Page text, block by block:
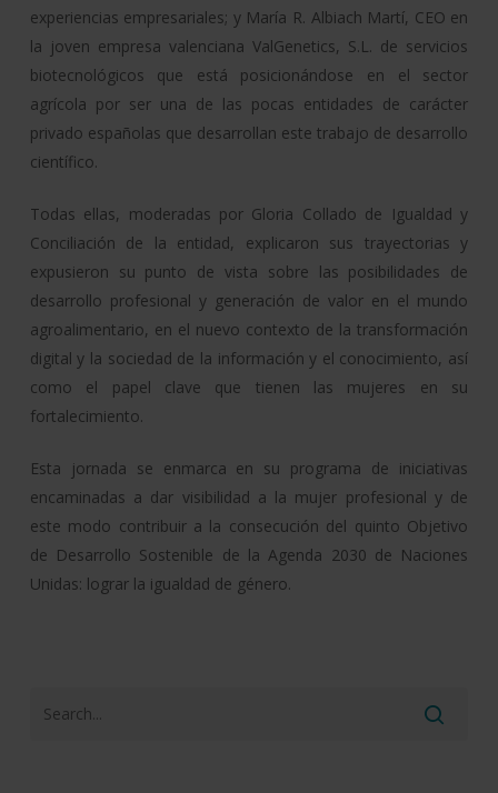
experiencias empresariales; y María R. Albiach Martí, CEO en
la joven empresa valenciana ValGenetics, S.L. de servicios
biotecnológicos que está posicionándose en el sector
agrícola por ser una de las pocas entidades de carácter
privado españolas que desarrollan este trabajo de desarrollo
científico.
Todas ellas, moderadas por Gloria Collado de Igualdad y
Conciliación de la entidad, explicaron sus trayectorias y
expusieron su punto de vista sobre las posibilidades de
desarrollo profesional y generación de valor en el mundo
agroalimentario, en el nuevo contexto de la transformación
digital y la sociedad de la información y el conocimiento, así
como el papel clave que tienen las mujeres en su
fortalecimiento.
Esta jornada se enmarca en su programa de iniciativas
encaminadas a dar visibilidad a la mujer profesional y de
este modo contribuir a la consecución del quinto Objetivo
de Desarrollo Sostenible de la Agenda 2030 de Naciones
Unidas: lograr la igualdad de género.